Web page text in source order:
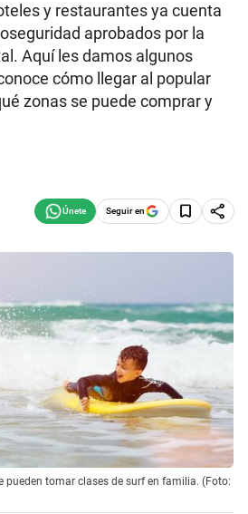
y restaurantes ya cuenta
aprobados por la
Aquí les damos algunos
cómo llegar al popular
zonas se puede comprar y
Seguir en
pueden tomar clases de surf en familia. (Foto: